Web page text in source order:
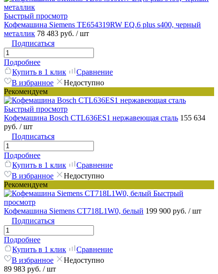
Быстрый просмотр
Кофемашина Siemens TE654319RW EQ.6 plus s400, черный
металлик 78 483 руб. / шт
Подписаться
Подробнее
Купить в 1 клик
Сравнение
В избранное
Недоступно
Рекомендуем
Быстрый просмотр
Кофемашина Bosch CTL636ES1 нержавеющая сталь 155 634
руб. / шт
Подписаться
Подробнее
Купить в 1 клик
Сравнение
В избранное
Недоступно
Рекомендуем
Быстрый
просмотр
Кофемашина Siemens CT718L1W0, белый 199 900 руб. / шт
Подписаться
Подробнее
Купить в 1 клик
Сравнение
В избранное
Недоступно
89 983 руб. / шт